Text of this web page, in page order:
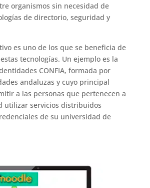
organismos sin necesidad de
de directorio, seguridad y
es uno de los que se beneficia de
tecnologías. Un ejemplo es la
CONFIA, formada por
andaluzas y cuyo principal
a las personas que pertenecen a
utilizar servicios distribuidos
de su universidad de